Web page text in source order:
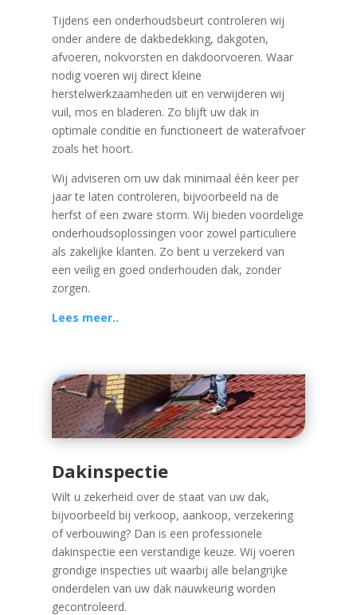
Tijdens een onderhoudsbeurt controleren wij
onder andere de dakbedekking, dakgoten,
afvoeren, nokvorsten en dakdoorvoeren. Waar
nodig voeren wij direct kleine
herstelwerkzaamheden uit en verwijderen wij
vuil, mos en bladeren. Zo blijft uw dak in
optimale conditie en functioneert de waterafvoer
zoals het hoort.
Wij adviseren om uw dak minimaal één keer per
jaar te laten controleren, bijvoorbeeld na de
herfst of een zware storm. Wij bieden voordelige
onderhoudsoplossingen voor zowel particuliere
als zakelijke klanten. Zo bent u verzekerd van
een veilig en goed onderhouden dak, zonder
zorgen.
Lees meer..
Dakinspectie
Wilt u zekerheid over de staat van uw dak,
bijvoorbeeld bij verkoop, aankoop, verzekering
of verbouwing? Dan is een professionele
dakinspectie een verstandige keuze. Wij voeren
grondige inspecties uit waarbij alle belangrijke
onderdelen van uw dak nauwkeurig worden
gecontroleerd.